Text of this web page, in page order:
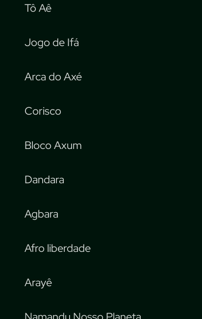
Tô Aê
Jogo de Ifá
Arca do Axé
Corisco
Bloco Axum
Dandara
Agbara
Afro liberdade
Arayê